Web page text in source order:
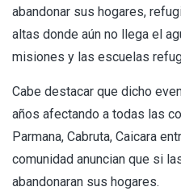
abandonar sus hogares,
altas donde aún no llega el
misiones y las escuelas
Cabe destacar que dicho
años afectando a todas las
Parmana, Cabruta, Caicara
comunidad anuncian que si
abandonaran sus hogares.